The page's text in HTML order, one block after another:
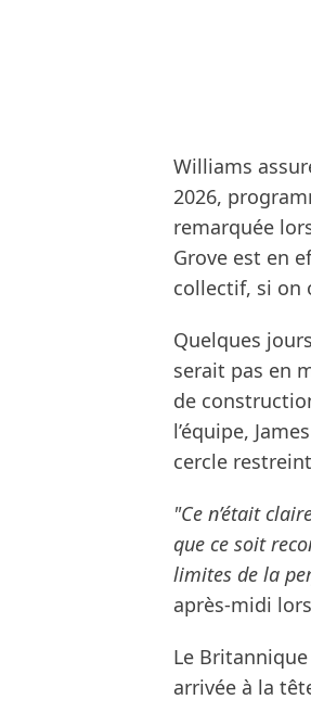
Williams
2026,
remarquée
Grove est en
collectif, si on
Quelques
serait pas en
de
l’équipe,
cercle
"Ce n’était
que ce soit
limites de la
après-midi
Le
arrivée à la